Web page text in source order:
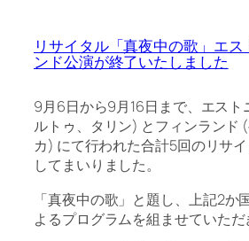
リサイタル「真夜中の歌」エ
ンド公演が終了いたしました
9月6日から9月16日まで、エスト
ルトゥ、タリン) とフィンランド
カ) にて行われた合計5回のリサ
してまいりました。
「真夜中の歌」と題し、上記2か
よるプログラムを組ませていただ